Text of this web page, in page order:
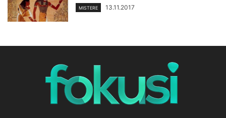
MISTERE 13.11.2017